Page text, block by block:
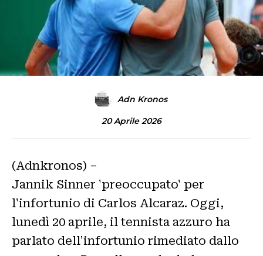
Adn Kronos
20 Aprile 2026
(Adnkronos) –
Jannik Sinner 'preoccupato' per
l'infortunio di Carlos Alcaraz. Oggi,
lunedì 20 aprile, il tennista azzuro ha
parlato dell'infortunio rimediato dallo